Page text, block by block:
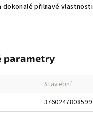
dokonalé přilnavé
parametry
Stavební
3760247808599